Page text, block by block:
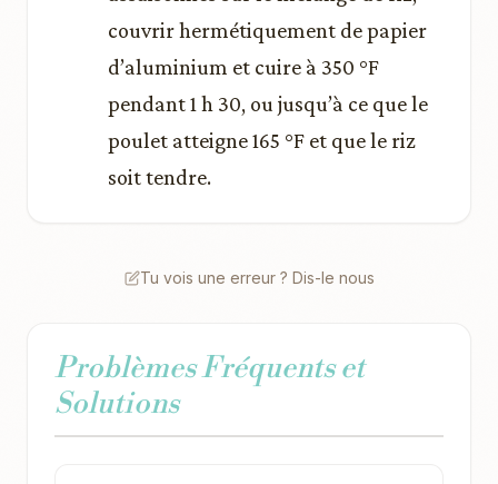
couvrir hermétiquement de papier
d’aluminium et cuire à 350 °F
pendant 1 h 30, ou jusqu’à ce que le
poulet atteigne 165 °F et que le riz
soit tendre.
Tu vois une erreur ? Dis-le nous
Problèmes Fréquents et
Solutions